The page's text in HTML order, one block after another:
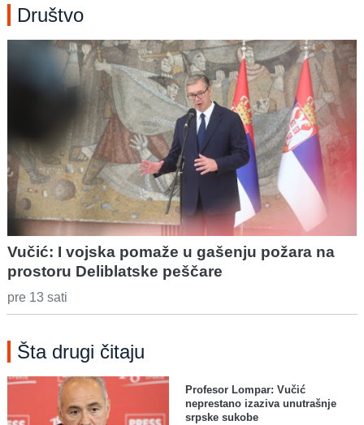
Društvo
Vučić: I vojska pomaže u gašenju požara na
prostoru Deliblatske peščare
pre 13 sati
Šta drugi čitaju
Profesor Lompar: Vučić
neprestano izaziva unutrašnje
srpske sukobe